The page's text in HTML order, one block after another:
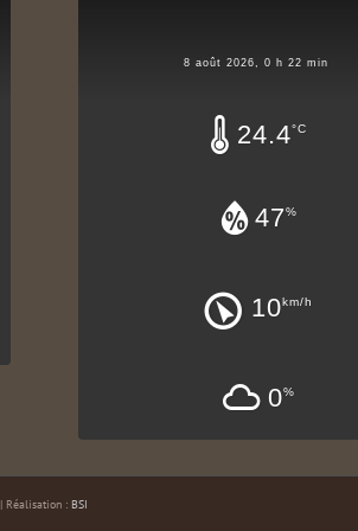
8 août 2026, 0 h 22 min
24.4°C
47%
10km/h
0%
| Réalisation : BSI